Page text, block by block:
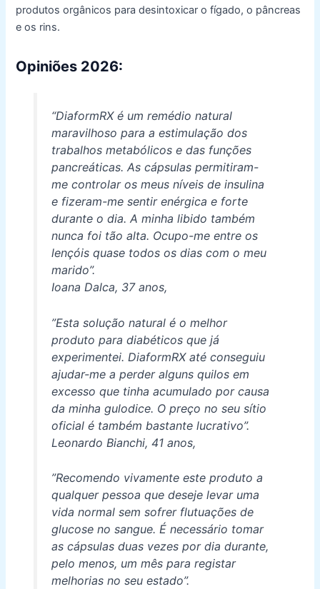
produtos orgânicos para desintoxicar o fígado, o pâncreas
e os rins.
Opiniões 2026:
“DiaformRX é um remédio natural
maravilhoso para a estimulação dos
trabalhos metabólicos e das funções
pancreáticas. As cápsulas permitiram-
me controlar os meus níveis de insulina
e fizeram-me sentir enérgica e forte
durante o dia. A minha libido também
nunca foi tão alta. Ocupo-me entre os
lençóis quase todos os dias com o meu
marido”.
Ioana Dalca, 37 anos,
”Esta solução natural é o melhor
produto para diabéticos que já
experimentei. DiaformRX até conseguiu
ajudar-me a perder alguns quilos em
excesso que tinha acumulado por causa
da minha gulodice. O preço no seu sítio
oficial é também bastante lucrativo”.
Leonardo Bianchi, 41 anos,
”Recomendo vivamente este produto a
qualquer pessoa que deseje levar uma
vida normal sem sofrer flutuações de
glucose no sangue. É necessário tomar
as cápsulas duas vezes por dia durante,
pelo menos, um mês para registar
melhorias no seu estado”.